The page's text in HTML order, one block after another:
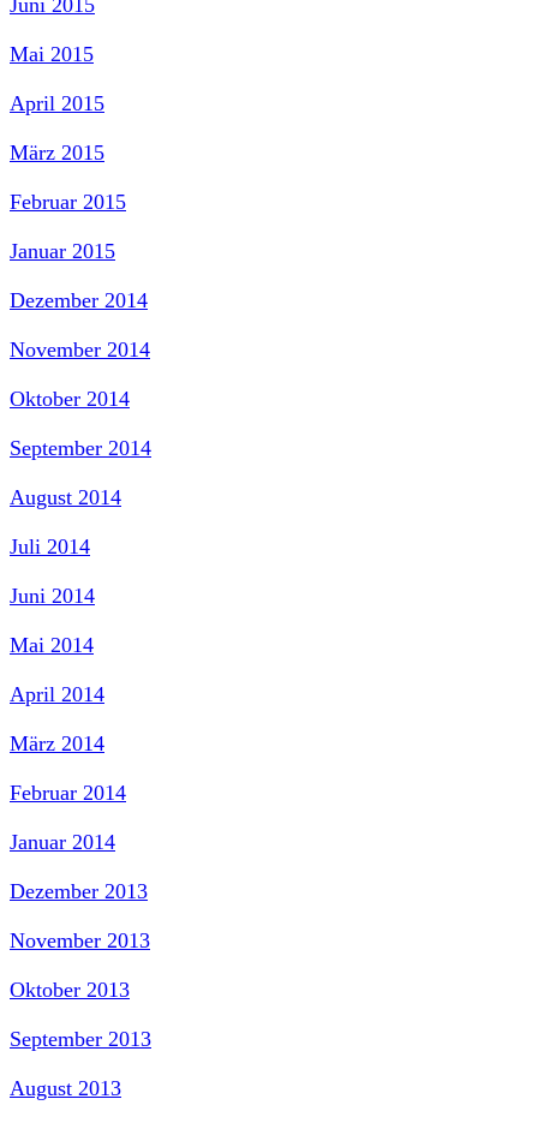
Mai 2015
April 2015
März 2015
Februar 2015
Januar 2015
Dezember 2014
November 2014
Oktober 2014
September 2014
August 2014
Juli 2014
Juni 2014
Mai 2014
April 2014
März 2014
Februar 2014
Januar 2014
Dezember 2013
November 2013
Oktober 2013
September 2013
August 2013